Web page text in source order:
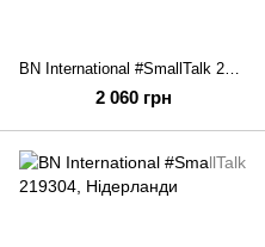
2 060 грн